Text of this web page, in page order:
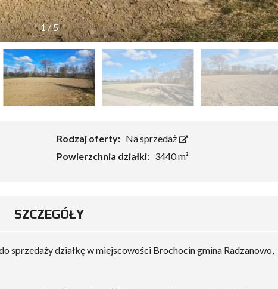
1/5
Rodzaj oferty: Na sprzedaż
Powierzchnia działki: 3440 m²
SZCZEGÓŁY
sprzedaży działkę w miejscowości Brochocin gmina Radzanowo,